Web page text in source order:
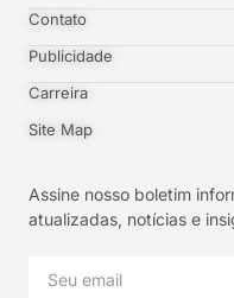
Contato
Publicidade
Carreira
Site Map
Assine nosso boletim
atualizadas, notícias e